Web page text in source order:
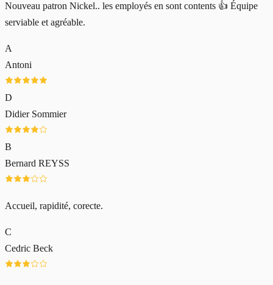
Nouveau patron Nickel.. les employés en sont contents 👍 Équipe
serviable et agréable.
A
Antoni
D
Didier Sommier
B
Bernard REYSS
Accueil, rapidité, corecte.
C
Cedric Beck